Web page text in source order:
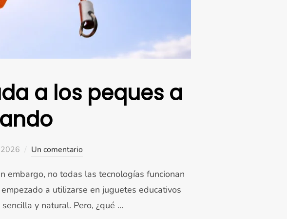
a los peques a
Un comentario
embargo, no todas las tecnologías funcionan
a utilizarse en juguetes educativos
y natural. Pero, ¿qué …